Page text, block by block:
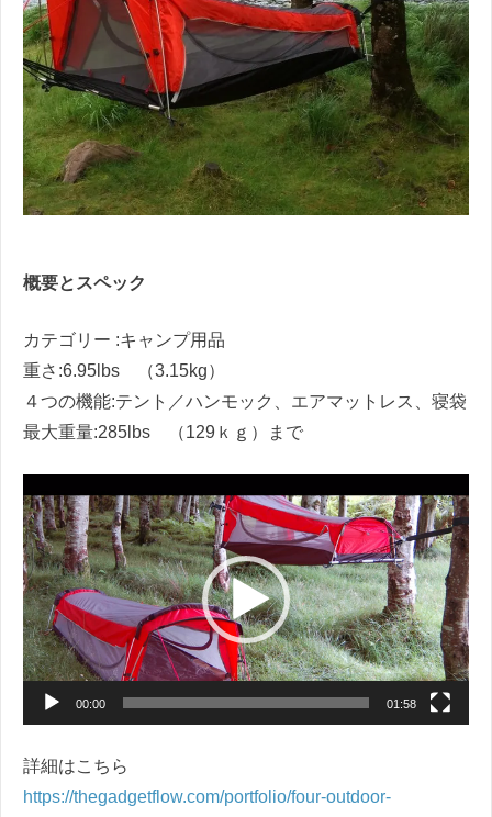
概要とスペック
カテゴリー :キャンプ用品
重さ:6.95lbs （3.15kg）
４つの機能:テント／ハンモック、エアマットレス、寝袋
最大重量:285lbs （129ｋｇ）まで
画
プ
レ
ー
ヤ
ー
00:00 01:58
詳細はこちら
https://thegadgetflow.com/portfolio/four-outdoor-